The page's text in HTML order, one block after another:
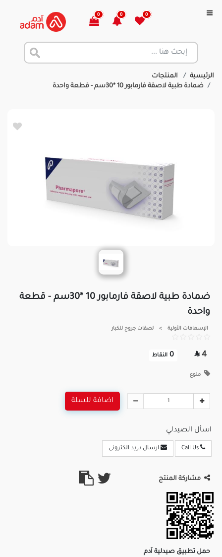
0
0
0
الرئيسية
المنتجات
ضمادة طبية لاصقة فارمابور 10 *30سم - قطعة واحدة
ضمادة طبية لاصقة فارمابور 10 *30سم - قطعة
واحدة
الإسعافات الأولية > لصقات جروح للكبار
4

0 النقاط
منوع
اضافة للسلة
اسأل الصيدلي
ارسال بريد الكترونى
مشاركة المنتج
حمل تطبيق صيدلية آدم